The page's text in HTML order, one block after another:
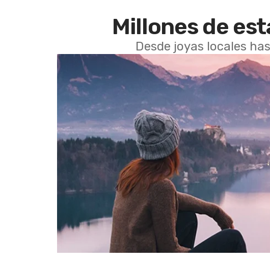
Millones de
Desde joyas locales